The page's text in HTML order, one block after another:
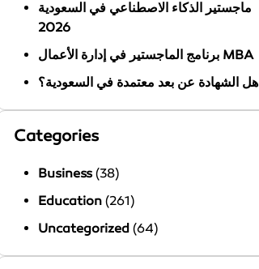
ماجستير الذكاء الاصطناعي في السعودية
2026
برنامج الماجستير في إدارة الأعمال MBA
هل الشهادة عن بعد معتمدة في السعودية؟
Categories
Business (38)
Education (261)
Uncategorized (64)